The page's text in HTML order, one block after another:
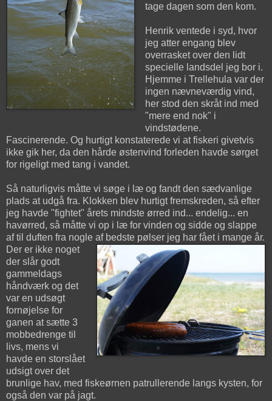
tage dagen som den kom.
Henrik ventede i syd, hvor
jeg atter engang blev
overrasket over den lidt
specielle landsdel jeg bor i.
Hjemme i Trellehula var der
ingen nævneværdig vind,
her stod den skråt ind med
"mere end nok" i
vindstødene.
Fascinerende. Og hurtigt konstaterede vi at fiskeri givetvis
ikke gik her, da den hårde østenvind forleden havde sørget
for rigeligt med tang i vandet.
Så naturligvis måtte vi søge i læ og fandt den sædvanlige
plads at udgå fra. Klokken blev hurtigt fremskreden, så efter
jeg havde "fightet" årets mindste ørred ind... endelig... en
havørred, så måtte vi op i læ for vinden og sidde og slappe
af til duften fra nogle af bedste pølser jeg har fået i mange år.
Der er ikke noget
der slår godt
gammeldags
håndværk og det
var en udsøgt
fornøjelse for
ganen at sætte 3
mobbedrenge til
livs, mens vi
havde en storslået
udsigt over det
brunlige hav, med fiskeørnen patrullerende langs kysten, for
også den var på jagt.